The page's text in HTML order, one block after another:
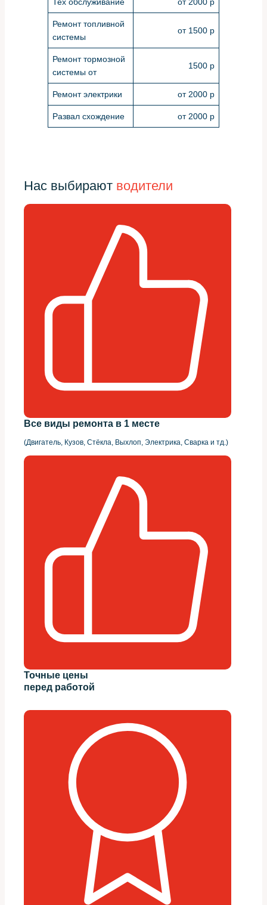
Ремонт топливной
системы
от 1500 р
Ремонт тормозной
системы от
1500 р
Ремонт электрики от 2000 р
Развал схождение от 2000 р
Нас выбирают водители
Все виды ремонта в 1 месте
(Двигатель, Кузов, Стёкла, Выхлоп, Электрика, Сварка и тд.)
Точные цены
перед работой